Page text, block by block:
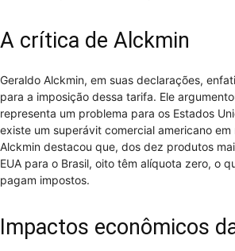
A crítica de Alckmin
Geraldo Alckmin, em suas declarações,
para a imposição dessa tarifa. Ele
representa um problema para os Estados
existe um superávit comercial americano em
Alckmin destacou que, dos dez produtos
EUA para o Brasil, oito têm alíquota zero, o
pagam impostos.
Impactos econômicos